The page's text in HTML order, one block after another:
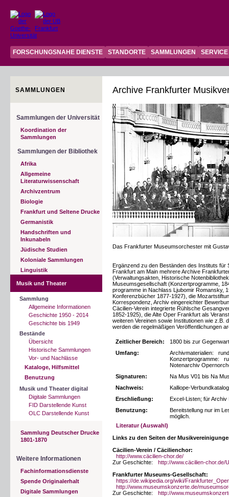
FORSCHUNGSNAHE DIENSTE STANDORTE SAMMLUNGEN SERVICE
SAMMLUNGEN
Sammlungen der Universität
Koordination der
Sammlungen
Sammlungen der Bibliothek
Afrika
Allgemeine
Literaturwissenschaft
Archivzentrum
Biologie
Frankfurt und Seltene Drucke
Germanistik
Handschriften und
Inkunabeln
Jüdische Studien
Koloniale Sammlungen
Linguistik
Musik und Theater
Sammlung
Allgemeine Informationen
Geschichte 1950 - 2014
Geschichte bis 1949
Bestände
Übersicht
Historische Sammlungen
Vor- und Nachlässe
Kataloge, Hilfsmittel
Benutzung
Musik und Theater digital
Digitale Sammlungen
FID Darstellende Kunst
OLC Darstellende Kunst
Sammlung Deutscher Drucke
1801-1870
Weitere Informationen
Fachinformationsdienste
Spende Originalerhalt
Digitale Sammlungen
Archive Frankfurter
Das Frankfurter Museumsorchester mit
Ergänzend zu den Beständen des Instituts
Frankfurt am Main mehrere Archive
(Verwaltungsakten, Historische
Museumsgesellschaft (Konzertprogramme,
programme in Nachlass Ljubomir Romansky,
Konferenzbücher 1877-1927), die
Korrespondenz, Archiv eingereichter
Cäcilien-Verein integrierte Rühlsche
1852-1925), die Alte Oper Frankfurt als
weiteren Vereinen sowie Institutionen wie z.B.
werden die regelmäßigen Veröffentlichungen
Zeitlicher Bereich:
1800 bis zur Gegenwart
Umfang:
Archivmaterialien:
Konzertprogramme:
Notenarchiv
Signaturen:
Na Mus V01 bis Na
Nachweis:
Kalliope-Verbundkatalog
Erschließung:
Excel-Listen; für
Benutzung:
Bereitstellung nur im
möglich.
Literatur (Auswahl)
Links zu den Seiten der
Cäcilien-Verein / Cäcilienchor:
http://www.cäcilien-chor.de/
Zur Geschichte:
http://www.cäcilien-chor.de/
Frankfurter Museums-Gesellschaft:
https://de.wikipedia.org/wiki/
http://www.museumskonzerte.de/
Zur Geschichte:
http://